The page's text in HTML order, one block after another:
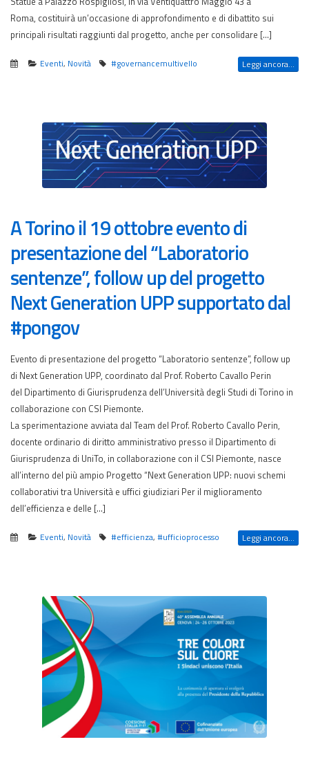
Roma, costituirà un’occasione di approfondimento e di dibattito sui
principali risultati raggiunti dal progetto, anche per consolidare […]
Eventi, Novità #governancemultivello Leggi ancora...
A Torino il 19 ottobre evento di
presentazione del “Laboratorio
sentenze”, follow up del progetto
Next Generation UPP supportato dal
#pongov
Evento di presentazione del progetto “Laboratorio sentenze”, follow up
di Next Generation UPP, coordinato dal Prof. Roberto Cavallo Perin
del Dipartimento di Giurisprudenza dell’Università degli Studi di Torino in
collaborazione con CSI Piemonte.
La sperimentazione avviata dal Team del Prof. Roberto Cavallo Perin,
docente ordinario di diritto amministrativo presso il Dipartimento di
Giurisprudenza di UniTo, in collaborazione con il CSI Piemonte, nasce
all’interno del più ampio Progetto “Next Generation UPP: nuovi schemi
collaborativi tra Università e uffici giudiziari Per il miglioramento
dell’efficienza e delle […]
Eventi, Novità #efficienza,#ufficioprocesso Leggi ancora...